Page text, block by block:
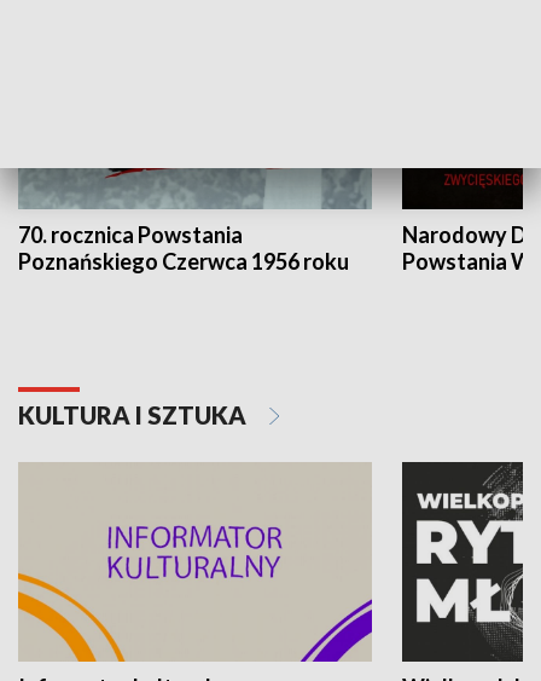
70. rocznica Powstania
Poznańskiego Czerwca 1956 roku
Narodowy
Powstania
KULTURA I SZTUKA